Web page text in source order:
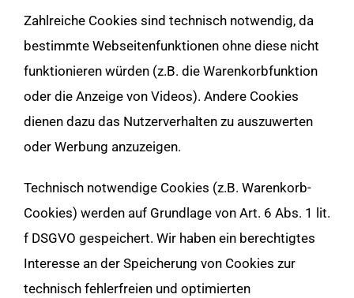
Zahlreiche Cookies sind technisch notwendig, da
bestimmte Webseitenfunktionen ohne diese nicht
funktionieren würden (z.B. die Warenkorbfunktion
oder die Anzeige von Videos). Andere Cookies
dienen dazu das Nutzerverhalten zu auszuwerten
oder Werbung anzuzeigen.
Technisch notwendige Cookies (z.B. Warenkorb-
Cookies) werden auf Grundlage von Art. 6 Abs. 1 lit.
f DSGVO gespeichert. Wir haben ein berechtigtes
Interesse an der Speicherung von Cookies zur
technisch fehlerfreien und optimierten